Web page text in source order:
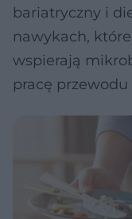
bariatryczny i
nawykach,
wspierają
pracę